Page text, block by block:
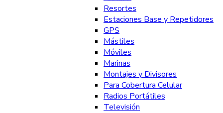
Resortes
Estaciones Base y Repetidores
GPS
Mástiles
Móviles
Marinas
Montajes y Divisores
Para Cobertura Celular
Radios Portátiles
Televisión